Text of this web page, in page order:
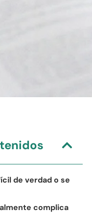
de verdad o se
complica